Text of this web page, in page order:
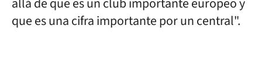
que es una cifra importante por un central".